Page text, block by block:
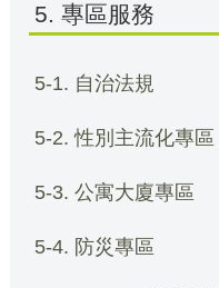
5. 專區服務
5-1. 自治法規
5-2. 性別主流化專區
5-3. 公寓大廈專區
5-4. 防災專區